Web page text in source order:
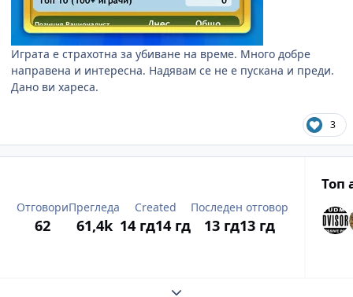
Играта е страхотна за убиване на време. Много добре
направена и интересна. Надявам се не е пускана и преди.
Дано ви хареса.
3
Отговори
62
Прегледа
61,4k
Created
14 гд14 гд
Последен отговор
13 гд13 гд
Топ
Expand topic overview